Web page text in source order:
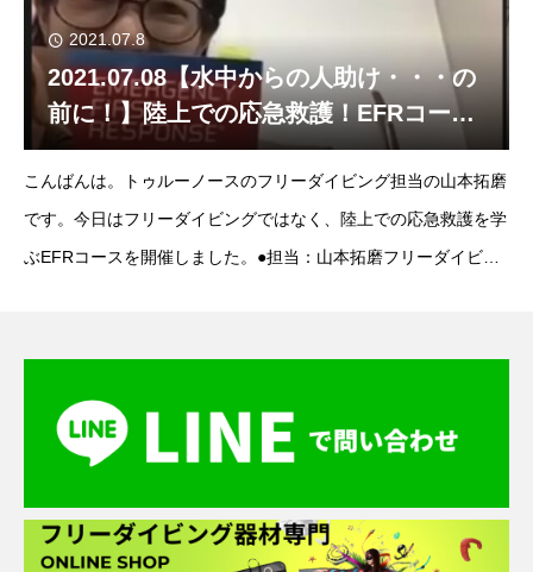
2021.07.8
2021.07.08【水中からの人助け・・・の
前に！】陸上での応急救護！EFRコース
開催！
こんばんは。トゥルーノースのフリーダイビング担当の山本拓磨
です。今日はフリーダイビングではなく、陸上での応急救護を学
ぶEFRコースを開催しました。●担当：山本拓磨フリーダイビン